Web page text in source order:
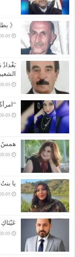
《
09
بَغْدادُ
09
09
همسُ
09
يا
09
09